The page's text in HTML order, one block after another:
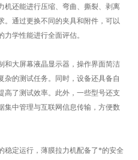
还能进行压缩、弯曲、撕裂、剥离
。通过更换不同的夹具和附件，可以
学性能进行全面评估。
大屏幕液晶显示器，操作界面简洁
杂的测试任务。同时，设备还具备自
高了测试效率。此外，一些型号还支
集中管理与互联网信息传输，方便数
定运行，薄膜拉力机配备了*的安全